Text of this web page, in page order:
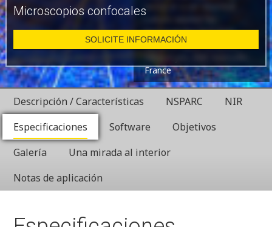
axons in a rat neuronal
culture labeled for
microtubules and actin
Dr. Christophe Leterrier,
France
Microscopios confocales
SOLICITE INFORMACIÓN
Descripción / Características NSPARC
NIR
Especificaciones
Software
Objetivos
Galería
Una mirada al interior
Notas de aplicación